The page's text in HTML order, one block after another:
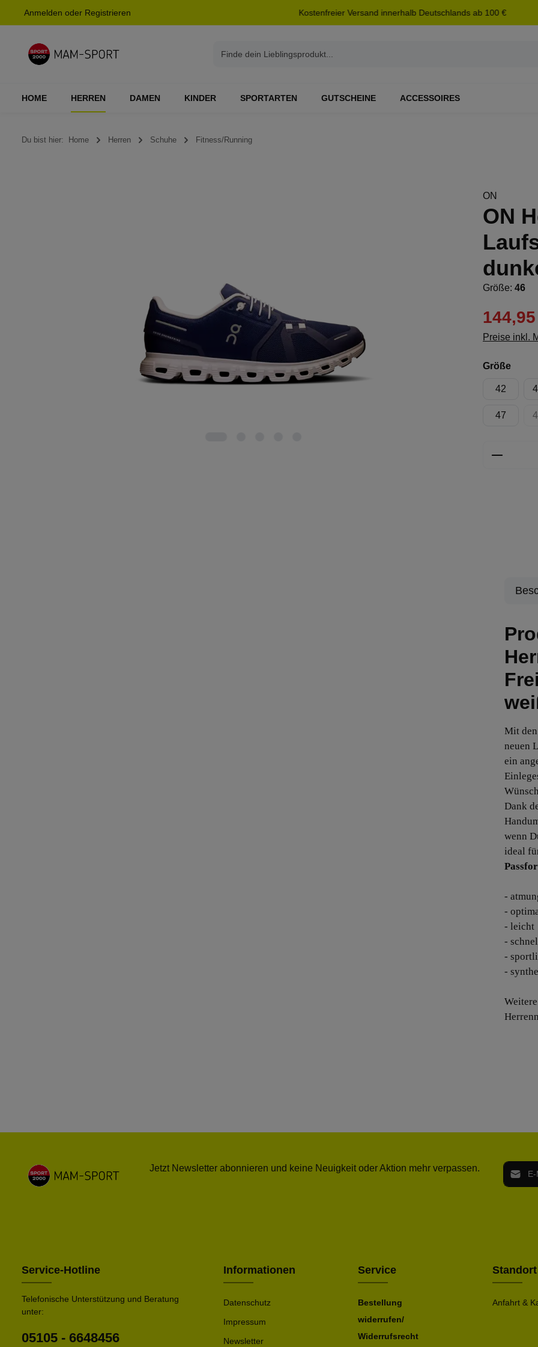
Zur Hauptnavigation springen
Anmelden oder Registrieren Kostenfreier Versand innerhalb Deutschlands ab 100 €
HOME HERREN DAMEN KINDER SPORTARTEN GUTSCHEINE ACCESSOIRES
Du bist hier: Home Herren Schuhe Fitness/Running
ON
ON
Größe: 46
Preise inkl.
Größe
42
47
Mit den
neuen
ein
Dank
wenn
ideal
-
-
- leicht
-
-
-
Jetzt Newsletter abonnieren und keine Neuigkeit oder Aktion mehr verpassen. E-Mail-
Service-Hotline
Telefonische Unterstützung und Beratung
unter:
05105 - 6648456
Informationen
Datenschutz
Impressum
Newsletter
Service
Bestellung
widerrufen/
Widerrufsrecht
Standort
Anfahrt &